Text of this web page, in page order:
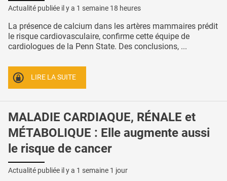
Actualité publiée il y a 1 semaine 18 heures
La présence de calcium dans les artères mammaires prédit
le risque cardiovasculaire, confirme cette équipe de
cardiologues de la Penn State. Des conclusions, ...
LIRE LA SUITE
MALADIE CARDIAQUE, RÉNALE et
MÉTABOLIQUE : Elle augmente aussi
le risque de cancer
Actualité publiée il y a 1 semaine 1 jour